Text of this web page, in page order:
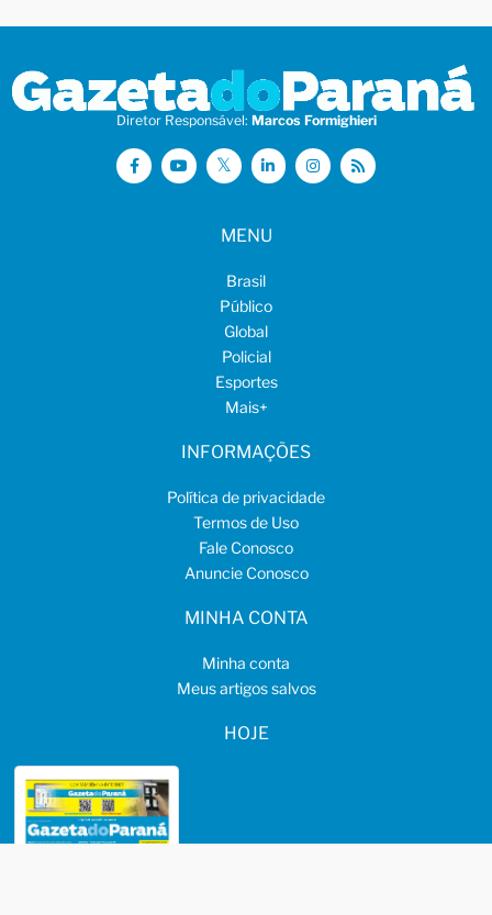
Diretor Responsável: Marcos Formighieri
MENU
Brasil
Público
Global
Policial
Esportes
Mais+
INFORMAÇÕES
Política de privacidade
Termos de Uso
Fale Conosco
Anuncie Conosco
MINHA CONTA
Minha conta
Meus artigos salvos
HOJE